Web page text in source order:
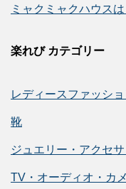
ミャクミャクハウス
楽れび カテゴリー
レディースファッシ
靴
ジュエリー・アクセ
TV・オーディオ・カ